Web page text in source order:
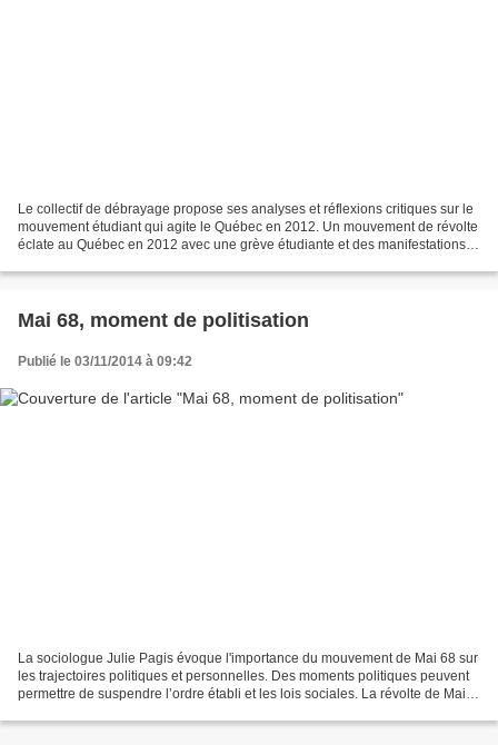
Le collectif de débrayage propose ses analyses et réflexions critiques sur le
mouvement étudiant qui agite le Québec en 2012. Un mouvement de révolte
éclate au Québec en 2012 avec une grève étudiante et des manifestations
Mai 68, moment de politisation
Publié le 03/11/2014 à 09:42
La sociologue Julie Pagis évoque l'importance du mouvement de Mai 68 sur
les trajectoires politiques et personnelles. Des moments politiques peuvent
permettre de suspendre l’ordre établi et les lois sociales. La révolte de Mai